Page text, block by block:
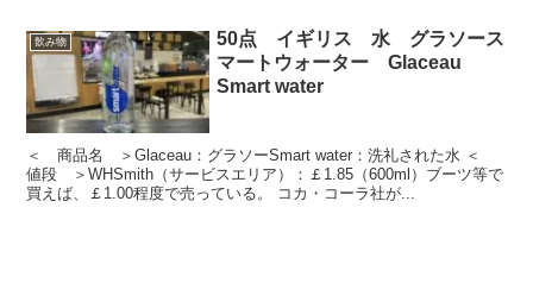
飲み物
50点 イギリス 水 グラソース
マートウォーター Glaceau
Smart water
＜ 商品名 ＞Glaceau：グラソーSmart water：洗礼された水 ＜
値段 ＞WHSmith（サービスエリア）：￡1.85（600ml）ブーツ等で
買えば、￡1.00程度で売っている。 コカ・コーラ社が...